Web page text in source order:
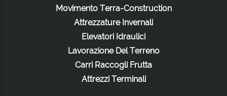
Movimento Terra-Construction
Attrezzature Invernali
Elevatori Idraulici
Lavorazione Del Terreno
Carri Raccogli Frutta
Attrezzi Terminali